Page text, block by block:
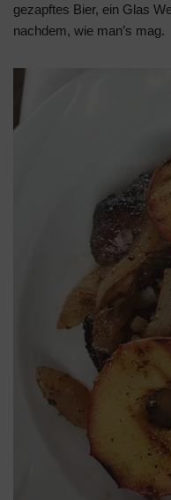
gezapftes Bier, ein Glas
nachdem, wie man’s mag.